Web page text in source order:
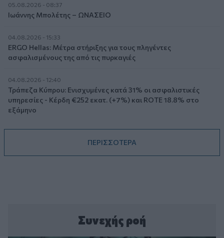
05.08.2026 - 08:37
Ιωάννης Μπολέτης – ΩΝΑΣΕΙΟ
04.08.2026 - 15:33
ERGO Hellas: Μέτρα στήριξης για τους πληγέντες
ασφαλισμένους της από τις πυρκαγιές
04.08.2026 - 12:40
Τράπεζα Κύπρου: Ενισχυμένες κατά 31% οι ασφαλιστικές
υπηρεσίες - Κέρδη €252 εκατ. (+7%) και ROTE 18.8% στο
εξάμηνο
ΠΕΡΙΣΣΟΤΕΡΑ
Συνεχής ροή